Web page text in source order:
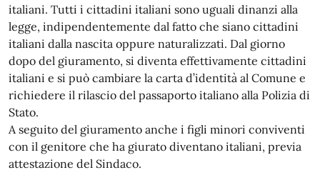
italiani. Tutti i cittadini italiani sono uguali dinanzi alla
legge, indipendentemente dal fatto che siano cittadini
italiani dalla nascita oppure naturalizzati. Dal giorno
dopo del giuramento, si diventa effettivamente cittadini
italiani e si può cambiare la carta d’identità al Comune e
richiedere il rilascio del passaporto italiano alla Polizia di
Stato.
A seguito del giuramento anche i figli minori conviventi
con il genitore che ha giurato diventano italiani, previa
attestazione del Sindaco.